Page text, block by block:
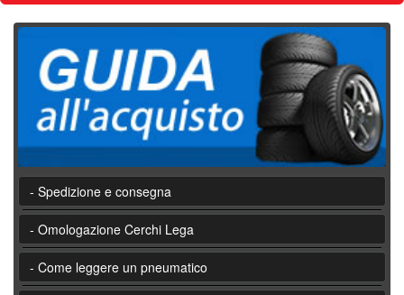
- Spedizione e consegna
- Omologazione Cerchi Lega
- Come leggere un pneumatico